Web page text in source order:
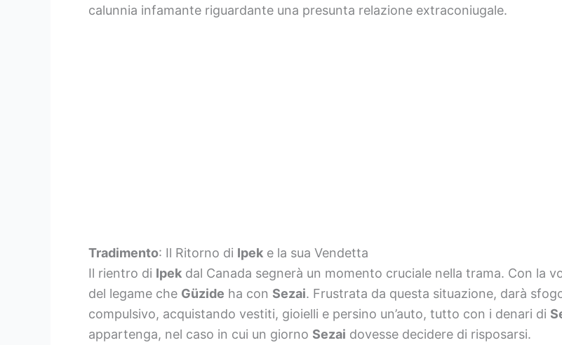
calunnia infamante riguardante una presunta relazione extraconiugale.
Tradimento: Il Ritorno di Ipek e la sua Vendetta
Il rientro di Ipek dal Canada segnerà un momento cruciale nella trama. Con la
del legame che Güzide ha con Sezai. Frustrata da questa situazione, darà
compulsivo, acquistando vestiti, gioielli e persino un’auto, tutto con i denari di
appartenga, nel caso in cui un giorno Sezai dovesse decidere di risposarsi.